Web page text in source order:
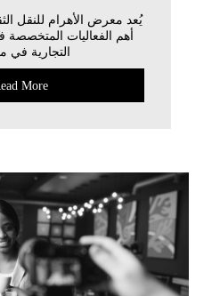
أهم الفعاليات
التجارية في
More